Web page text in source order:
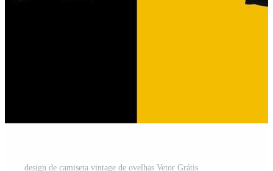
design de camiseta vintage de ovelhas Vetor Grátis